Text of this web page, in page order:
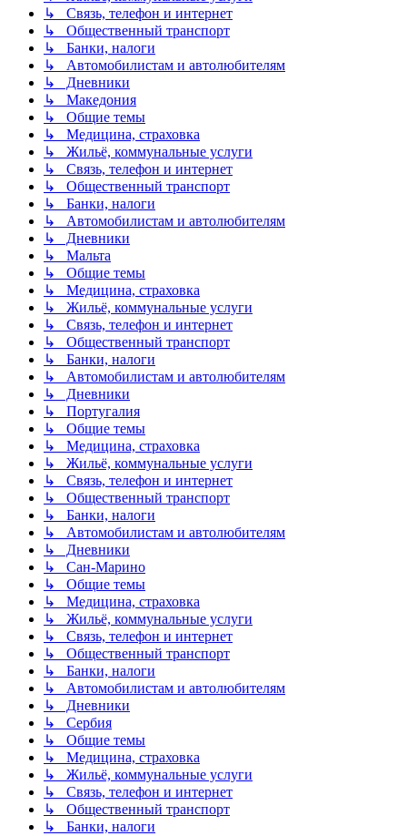
↳ Связь, телефон и интернет
↳ Общественный транспорт
↳ Банки, налоги
↳ Автомобилистам и автолюбителям
↳ Дневники
↳ Македония
↳ Общие темы
↳ Медицина, страховка
↳ Жильё, коммунальные услуги
↳ Связь, телефон и интернет
↳ Общественный транспорт
↳ Банки, налоги
↳ Автомобилистам и автолюбителям
↳ Дневники
↳ Мальта
↳ Общие темы
↳ Медицина, страховка
↳ Жильё, коммунальные услуги
↳ Связь, телефон и интернет
↳ Общественный транспорт
↳ Банки, налоги
↳ Автомобилистам и автолюбителям
↳ Дневники
↳ Португалия
↳ Общие темы
↳ Медицина, страховка
↳ Жильё, коммунальные услуги
↳ Связь, телефон и интернет
↳ Общественный транспорт
↳ Банки, налоги
↳ Автомобилистам и автолюбителям
↳ Дневники
↳ Сан-Марино
↳ Общие темы
↳ Медицина, страховка
↳ Жильё, коммунальные услуги
↳ Связь, телефон и интернет
↳ Общественный транспорт
↳ Банки, налоги
↳ Автомобилистам и автолюбителям
↳ Дневники
↳ Сербия
↳ Общие темы
↳ Медицина, страховка
↳ Жильё, коммунальные услуги
↳ Связь, телефон и интернет
↳ Общественный транспорт
↳ Банки, налоги